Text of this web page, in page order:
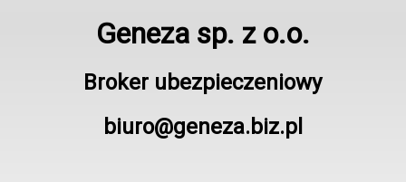
Geneza sp. z o.o.
Broker ubezpieczeniowy
biuro@geneza.biz.pl